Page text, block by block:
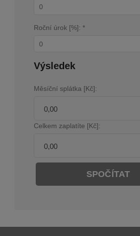
Roční úrok [%]: *
Výsledek
Měsíční splátka [Kč]:
Celkem zaplatíte [Kč]:
SPOČÍTAT